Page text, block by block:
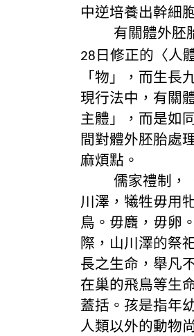
中逆培養出幹細
有關體外胚
28 日修正的〈人
「物」，而生長
現行法中，有關
主體」，而是如
間對體外胚胎處
麻煩點。
儒家禮制，
川澤，犧牲毋用
鳥。毋麛，毋卵
際，山川澤的祭
長之生命，舉凡
在巢的飛鳥等生
蓋括。孩是指年
人類以外的動物